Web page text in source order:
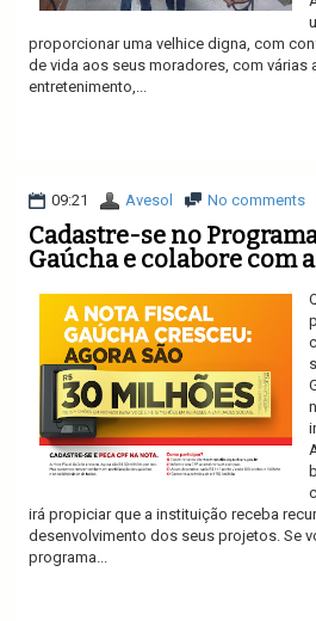
proporcionar uma velhice digna, com
de vida aos seus moradores, com várias
entretenimento,...
09:21 Avesol No comments
Cadastre-se no
Gaúcha e colabore com
irá propiciar que a instituição receba
desenvolvimento dos seus projetos. Se
programa...